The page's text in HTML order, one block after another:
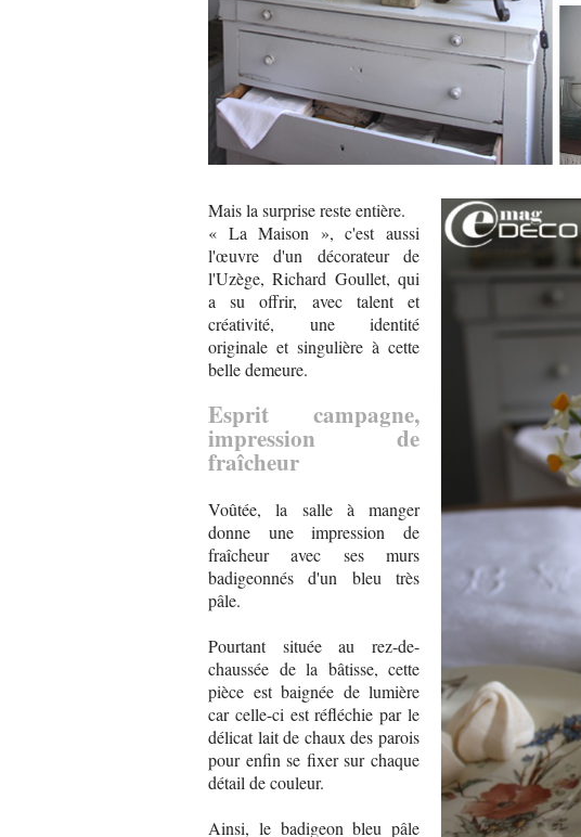
Mais la surprise reste entière.
« La Maison », c'est aussi
l'œuvre d'un décorateur de
l'Uzège, Richard Goullet, qui
a su offrir, avec talent et
créativité, une identité
originale et singulière à cette
belle demeure.
Esprit campagne,
impression de
fraîcheur
Voûtée, la salle à manger
donne une impression de
fraîcheur avec ses murs
badigeonnés d'un bleu très
pâle.
Pourtant située au rez-de-
chaussée de la bâtisse, cette
pièce est baignée de lumière
car celle-ci est réfléchie par le
délicat lait de chaux des parois
pour enfin se fixer sur chaque
détail de couleur.
Ainsi, le badigeon bleu pâle